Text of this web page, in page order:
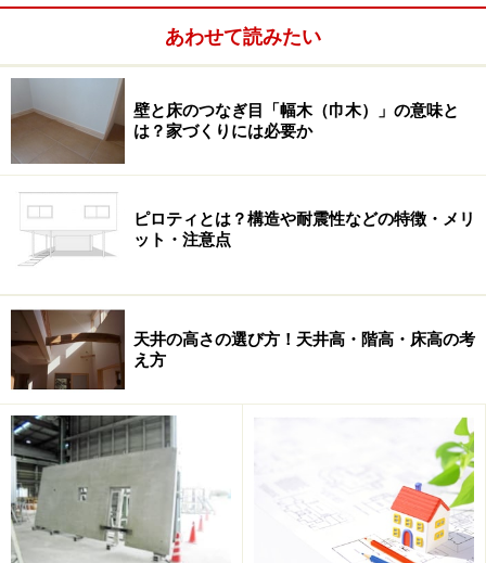
あわせて読みたい
壁と床のつなぎ目「幅木（巾木）」の意味と
は？家づくりには必要か
ピロティとは？構造や耐震性などの特徴・メリ
ット・注意点
天井の高さの選び方！天井高・階高・床高の考
え方